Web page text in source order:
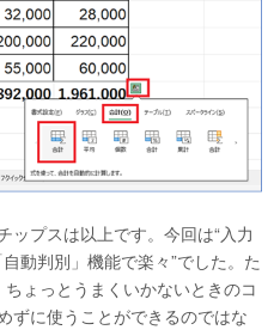
ップスは以上です。今回は“入力
動判別」機能で楽々”でした。た
ょっとうまくいかないときのコ
ずに使うことができるのではな